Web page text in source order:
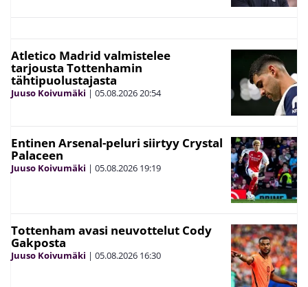
Atletico Madrid valmistelee
tarjousta Tottenhamin
tähtipuolustajasta
Juuso Koivumäki | 05.08.202620:54
Entinen Arsenal-peluri siirtyy Crystal
Palaceen
Juuso Koivumäki | 05.08.2026 19:19
Tottenham avasi neuvottelut Cody
Gakposta
Juuso Koivumäki | 05.08.2026 16:30